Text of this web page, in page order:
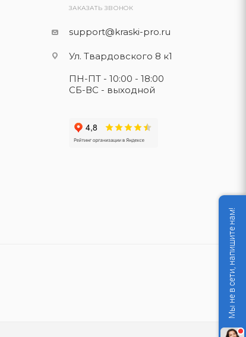
ЗАКАЗАТЬ ЗВОНОК
support@kraski-pro.ru
Ул. Твардовского 8 к1
ПН-ПТ - 10:00 - 18:00
СБ-ВС - выходной
Мы не в сети, напишите нам!